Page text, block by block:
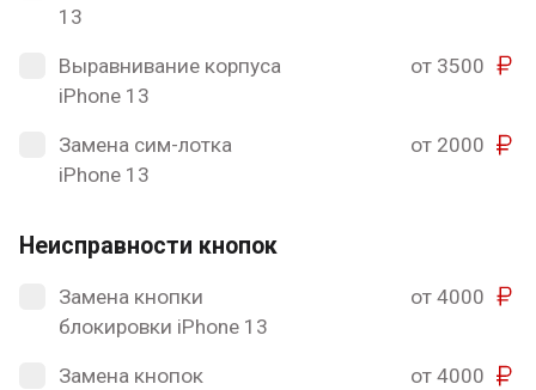
13
Выравнивание корпуса
iPhone 13
от 3500
Замена сим-лотка
iPhone 13
от 2000
Неисправности кнопок
Замена кнопки
блокировки iPhone 13
от 4000
Замена кнопок
от 4000